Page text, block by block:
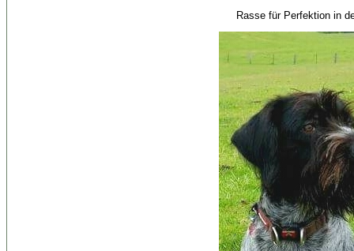
Rasse für Perfektion in